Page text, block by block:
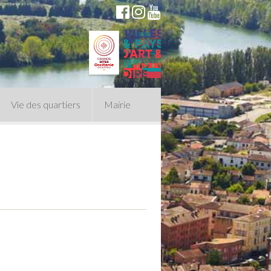
Vie des quartiers Mairie